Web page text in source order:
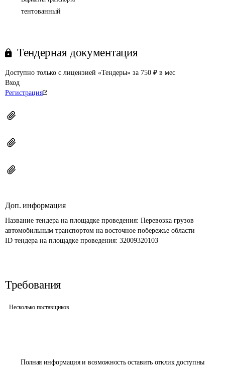
Полная информация и возможность оставить отклик доступны
тентованный
Тендерная документация
Доступно только с лицензией «Тендеры» за 750 ₽ в мес
Вход
Регистрация
Доп. информация
Название тендера на площадке проведения: Перевозка грузов
автомобильным транспортом на восточное побережье области
ID тендера на площадке проведения: 32009320103
Требования
Несколько поставщиков